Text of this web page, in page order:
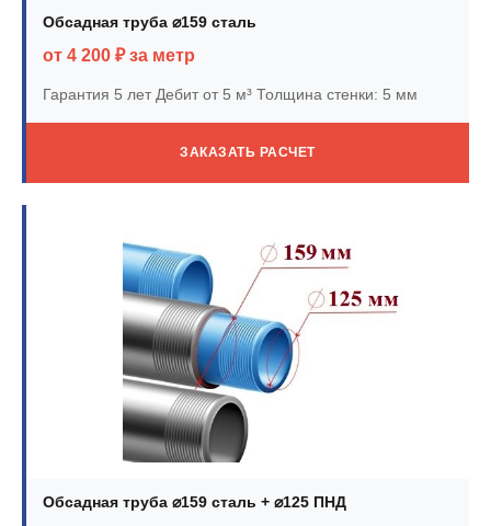
Обсадная труба ⌀159 сталь
от 4 200 ₽ за метр
Гарантия 5 летДебит от 5 м³ Толщина стенки: 5 мм
ЗАКАЗАТЬ РАСЧЕТ
Обсадная труба ⌀159 сталь + ⌀125 ПНД